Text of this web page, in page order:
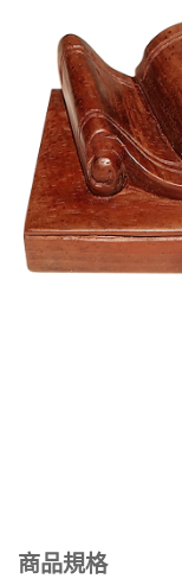
商品規格